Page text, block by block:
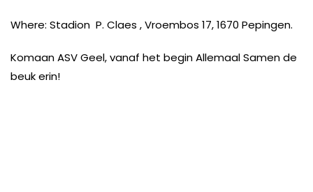
Where: Stadion P. Claes , Vroembos 17, 1670 Pepingen.
Komaan ASV Geel, vanaf het begin Allemaal Samen de
beuk erin!